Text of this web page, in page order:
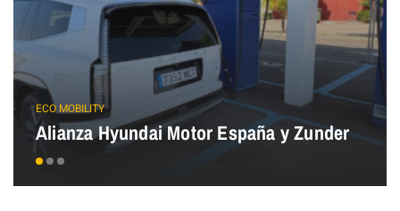
ECO MOBILITY
Alianza Hyundai Motor España y Zunder